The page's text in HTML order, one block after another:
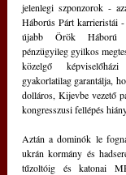
jelenlegi szponzorok -
Háborús Párt karrieristái
újabb Örök Háború
pénzügyileg gyilkos
közelgő
gyakorlatilag garantálja,
dolláros, Kijevbe vezető
kongresszusi fellépés
Aztán a dominók le
ukrán kormány és
tűzoltóig és katonai